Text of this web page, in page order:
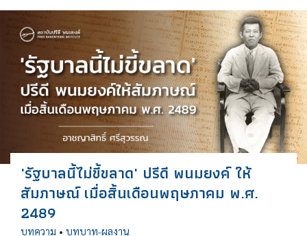
'รัฐบาลนี้ไม่ขี้ขลาด' ปรีดี พนมยงค์ ให้
สัมภาษณ์ เมื่อสิ้นเดือนพฤษภาคม พ.ศ.
2489
บทความ • บทบาท-ผลงาน